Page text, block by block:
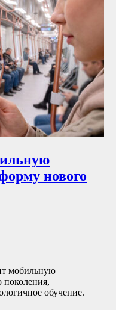
нового
мобильную
поколения,
обучение.